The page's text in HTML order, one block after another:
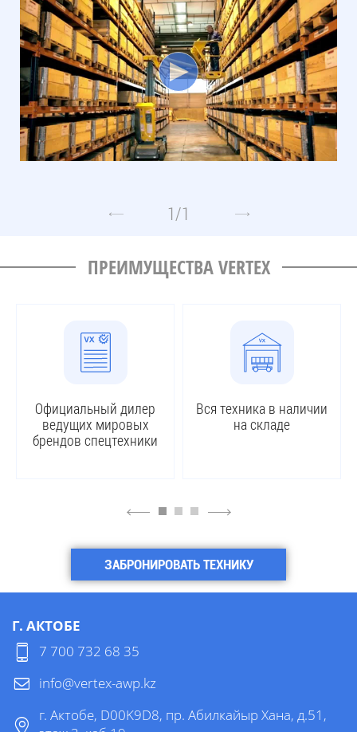
1/1
ПРЕИМУЩЕСТВА VERTEX
Официальный дилер
ведущих мировых
брендов спецтехники
Вся техника в наличии
на складе
4 6
ЗАБРОНИРОВАТЬ ТЕХНИКУ
Г. АКТОБЕ
7 700 732 68 35
info@vertex-awp.kz
г. Актобе, D00K9D8, пр. Абилкайыр Хана, д.51,